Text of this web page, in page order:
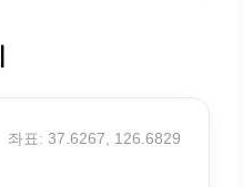
좌표: 37.6267, 126.6829